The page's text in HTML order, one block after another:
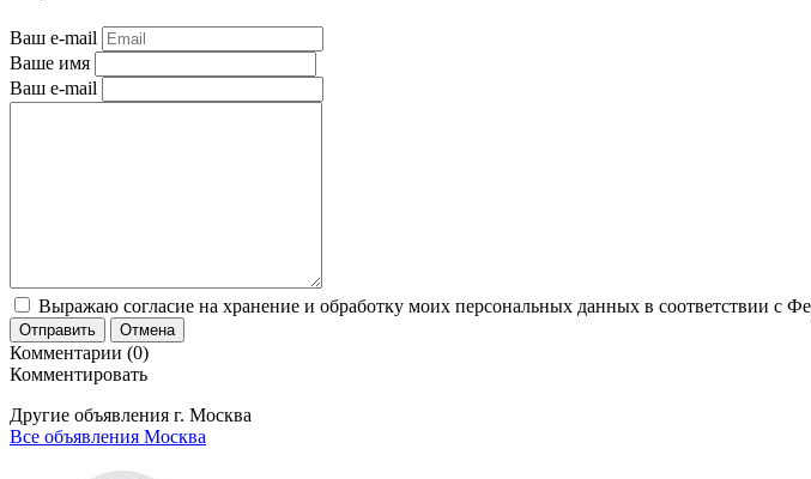
Ваш e-mail
Ваше имя
Ваш e-mail
Выражаю согласие на хранение и обработку моих персональных данных в соответствии с
Отправить Отмена
Комментарии (0)
Комментировать
Другие объявления г. Москва
Все объявления Москва